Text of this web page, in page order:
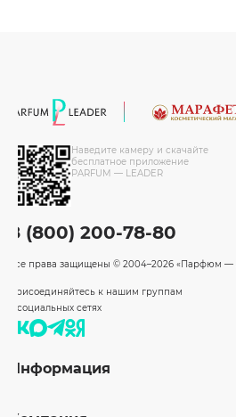
Наведите камеру и скачайте
бесплатное приложение
PARFUM — LEADER
8 (800) 200-78-80
Все права защищены © 2004–2026 «Парфюм —
Присоединяйтесь к нашим группам
в социальных сетях
Информация